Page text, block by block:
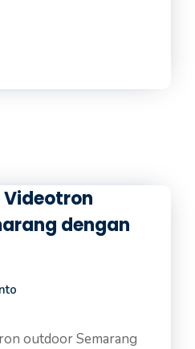
Videotron
dengan
outdoor Semarang